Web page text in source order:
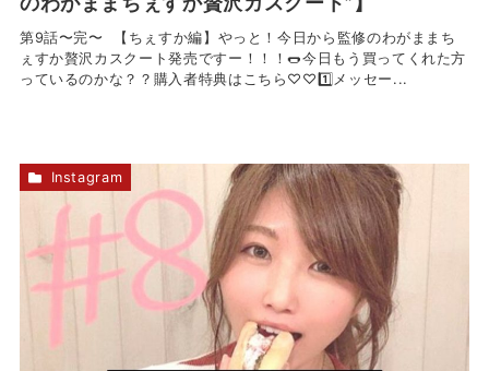
第9話〜完〜 【ちぇすか編】やっと！今日から監修のわがままち
ぇすか贅沢カスクート発売ですー！！！️🌭今日もう買ってくれた方
っているのかな？？購入者特典はこちら♡♡1️⃣メッセー...
Instagram